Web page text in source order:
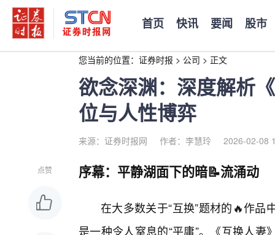
首页 快讯 要闻 股市
您当前的位置： 证券时报 > 公司 > 正文
欲念深渊：深度解析
位与人性博弈
来源：证券时报网 作者：李慧玲 2026-02-08
点赞 序幕：平静湖面下的暗📝流涌动
在大多数关于“互换”题材的🔥作
是一种令人窒息的“平庸”。《互换人